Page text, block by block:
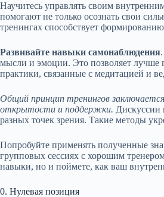
Научитесь управлять своим
помогают не только осознать свои
тренингах способствует
Развивайте навыки самонаблюдения
мысли и эмоции. Это позволяет лучше
практики, связанные с медитацией и
Общий принцип тренингов
открытости и поддержки. Дискуссии
разных точек зрения. Такие методы
Попробуйте применять полученные
групповых сессиях с хорошим
навыки, но и поймете, как ваш
0. Нулевая позиция